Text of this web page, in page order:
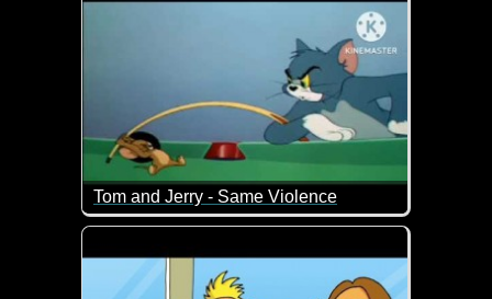
Tom and Jerry - Same Violence
Wenn das nicht Nostalgie pur ist. Tom und Jerry in